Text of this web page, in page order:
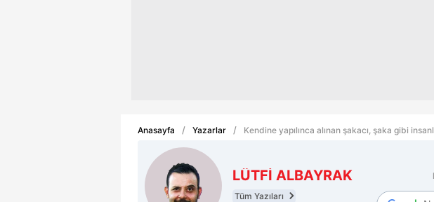
Anasayfa Yazarlar Kendine yapılınca alınan şakacı, şaka gibi
LÜTFİ ALBAYRAK
Tüm Yazıları